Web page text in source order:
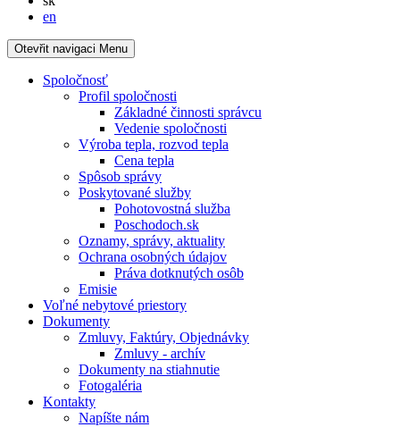
en
Otevřit navigaci Menu
Spoločnosť
Profil spoločnosti
Základné činnosti správcu
Vedenie spoločnosti
Výroba tepla, rozvod tepla
Cena tepla
Spôsob správy
Poskytované služby
Pohotovostná služba
Poschodoch.sk
Oznamy, správy, aktuality
Ochrana osobných údajov
Práva dotknutých osôb
Emisie
Voľné nebytové priestory
Dokumenty
Zmluvy, Faktúry, Objednávky
Zmluvy - archív
Dokumenty na stiahnutie
Fotogaléria
Kontakty
Napíšte nám